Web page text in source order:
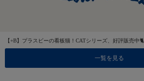
【+B】プラスビーの看板猫！CATシリーズ、好評販売中🐈
一覧を見る